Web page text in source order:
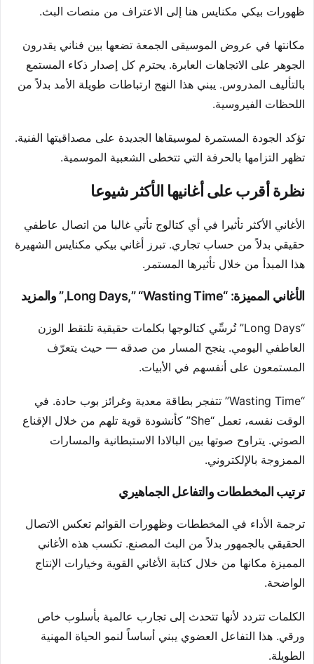
ظهورات بيكي مكنايس هنا إلى الاعتراف من منصات البث.
مكانتها في عروض الموسيقى الجمعة تضعها بين فناني يقدرون
الجوهر على الاتجاهات العابرة. يحترم كل إصدار ذكاء المستمع
بالتأليف المدروس. يبني هذا النهج ارتباطات طويلة الأمد بدلاً من
اللحظات الفيروسية.
تؤكد الجودة المستمرة لموسيقاها الجديدة على مصداقيتها الفنية.
تظهر التزامها بالحرفة التي تتخطى الشعبية الموسمية.
نظرة أقرب على أغانيها الأكثر شيوعا
الأغاني الأكثر تأثيرا في أي كتالوج تأتي غالبا من اتصال عاطفي
حقيقي بدلاً من حساب تجاري. تبرز أغاني بيكي مكنايس الشهيرة
هذا المبدأ من خلال تأثيرها المستمر.
الأغاني المميزة: “Long Days,” “Wasting Time,” والمزيد
“Long Days” تُرسِّي كتالوجها بكلمات حقيقية تلتقط الوزن
العاطفي اليومي. ينجح المسار من صدقه — حيث يتعرّف
المستمعون على أنفسهم في الأبيات.
“Wasting Time” تتفجر بطاقة معدية وغرائز بوب حادة. في
الوقت نفسه، تعمل “She” كأنشودة قوية تلهم من خلال الإقناع
الصوتي. يتراوح صوتها بين البالادا الاستبطانية والمسارات
الممزوجة بالإلكتروني.
ترتيب المخططات والتفاعل الجماهيري
ترجمة الأداء في المخططات وظهورات القوائم تعكس الاتصال
الحقيقي بالجمهور بدلاً من البث المصنع. تكسب هذه الأغاني
المميزة مكانها من خلال كتابة الأغاني القوية وخيارات الإنتاج
الواضحة.
الكلمات تتردد لأنها تتحدث إلى تجارب عالمية بأسلوب خاص
ورقي. هذا التفاعل العضوي يبني أساساً لنمو الحياة المهنية
الطويلة.